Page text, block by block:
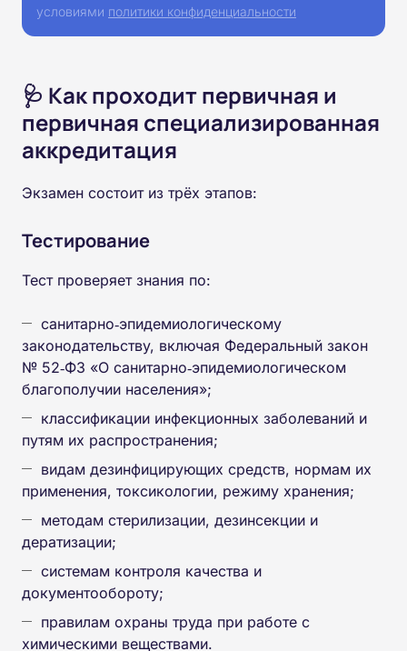
условиями политики конфиденциальности
🩺 Как проходит первичная и
первичная специализированная
аккредитация
Экзамен состоит из трёх этапов:
Тестирование
Тест проверяет знания по:
санитарно‑эпидемиологическому
законодательству, включая Федеральный закон
№ 52‑ФЗ «О санитарно‑эпидемиологическом
благополучии населения»;
классификации инфекционных заболеваний и
путям их распространения;
видам дезинфицирующих средств, нормам их
применения, токсикологии, режиму хранения;
методам стерилизации, дезинсекции и
дератизации;
системам контроля качества и
документообороту;
правилам охраны труда при работе с
химическими веществами.